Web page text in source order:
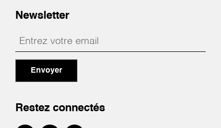
Newsletter
Envoyer
Restez connectés